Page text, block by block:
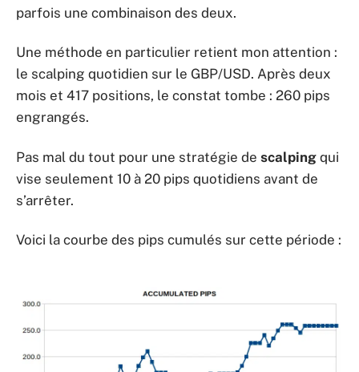
parfois une combinaison des deux.
Une méthode en particulier retient mon attention :
le scalping quotidien sur le GBP/USD. Après deux
mois et 417 positions, le constat tombe : 260 pips
engrangés.
Pas mal du tout pour une stratégie de scalping qui
vise seulement 10 à 20 pips quotidiens avant de
s’arrêter.
Voici la courbe des pips cumulés sur cette période :